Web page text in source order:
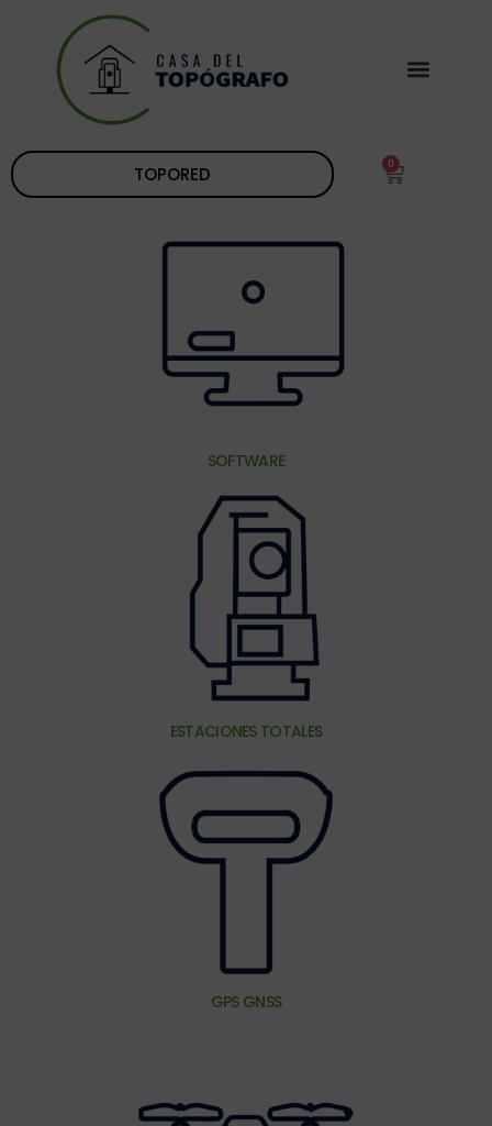
TOPORED 0
SOFTWARE
ESTACIONES TOTALES
GPS GNSS